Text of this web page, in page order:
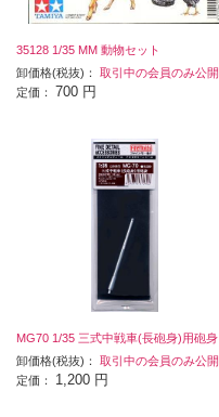
35128 1/35 MM 動物セット
卸価格(税抜)： 取引中の会員のみ公開
定価： 700 円
MG70 1/35 三式中戦車(長砲身)用砲身
卸価格(税抜)： 取引中の会員のみ公開
定価： 1,200 円